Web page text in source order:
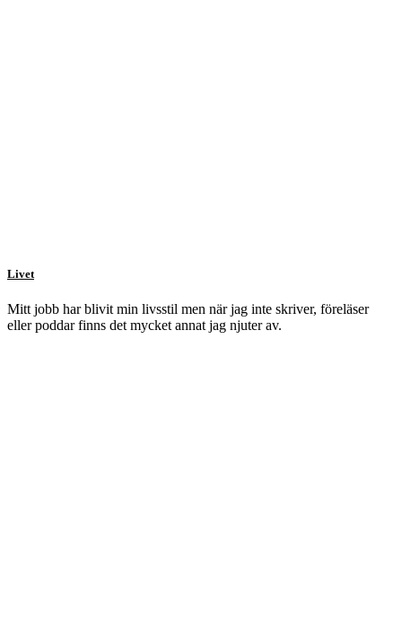
Livet
Mitt jobb har blivit min livsstil men när jag inte skriver, föreläser
eller poddar finns det mycket annat jag njuter av.